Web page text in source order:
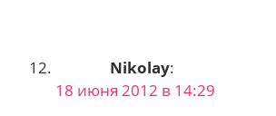
Nikolay:
18 июня 2012 в 14:29